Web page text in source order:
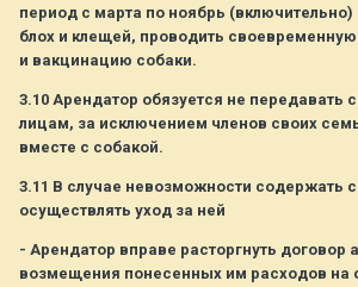
период с марта по ноябрь (включительно)
блох и клещей, проводить
и вакцинацию собаки.
3.10 Арендатор обязуется не передавать
лицам, за исключением членов своих
вместе с собакой.
3.11 В случае невозможности содержать
осуществлять уход за ней
- Арендатор вправе расторгнуть договор
возмещения понесенных им расходов на